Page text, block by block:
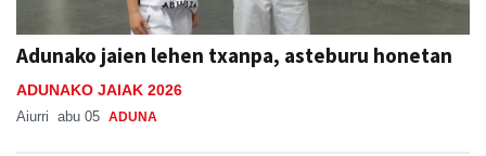
Adunako jaien lehen txanpa, asteburu honetan
ADUNAKO JAIAK 2026
Aiurri abu 05 ADUNA